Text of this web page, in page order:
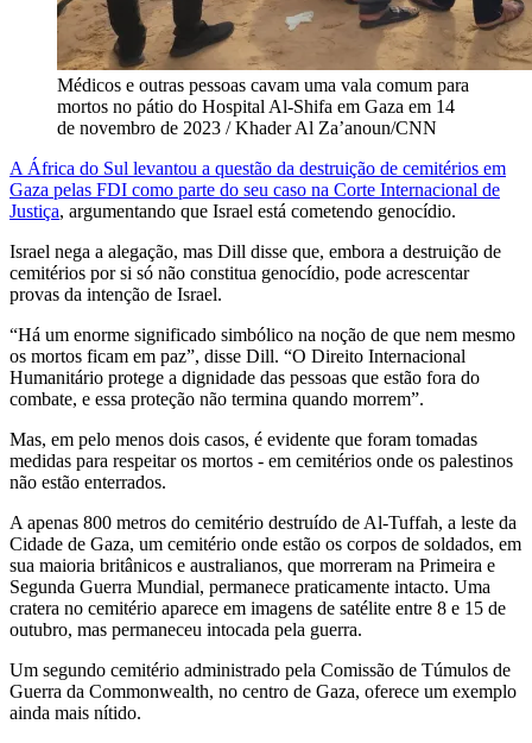
Médicos e outras pessoas cavam uma vala comum para
mortos no pátio do Hospital Al-Shifa em Gaza em 14
de novembro de 2023 / Khader Al Za’anoun/CNN
A África do Sul levantou a questão da destruição de cemitérios em
Gaza pelas FDI como parte do seu caso na Corte Internacional de
Justiça, argumentando que Israel está cometendo genocídio.
Israel nega a alegação, mas Dill disse que, embora a destruição de
cemitérios por si só não constitua genocídio, pode acrescentar
provas da intenção de Israel.
“Há um enorme significado simbólico na noção de que nem mesmo
os mortos ficam em paz”, disse Dill. “O Direito Internacional
Humanitário protege a dignidade das pessoas que estão fora do
combate, e essa proteção não termina quando morrem”.
Mas, em pelo menos dois casos, é evidente que foram tomadas
medidas para respeitar os mortos - em cemitérios onde os palestinos
não estão enterrados.
A apenas 800 metros do cemitério destruído de Al-Tuffah, a leste da
Cidade de Gaza, um cemitério onde estão os corpos de soldados, em
sua maioria britânicos e australianos, que morreram na Primeira e
Segunda Guerra Mundial, permanece praticamente intacto. Uma
cratera no cemitério aparece em imagens de satélite entre 8 e 15 de
outubro, mas permaneceu intocada pela guerra.
Um segundo cemitério administrado pela Comissão de Túmulos de
Guerra da Commonwealth, no centro de Gaza, oferece um exemplo
ainda mais nítido.